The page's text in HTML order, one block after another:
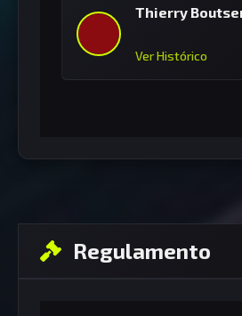
Thierry
Ver Histórico
Regulamento